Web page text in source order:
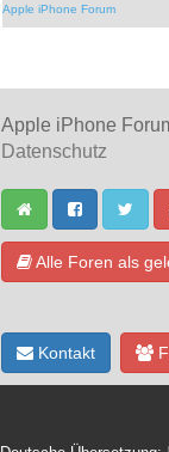
Apple iPhone Forum
Apple iPhone
Datenschutz
Alle Foren als
Kontakt